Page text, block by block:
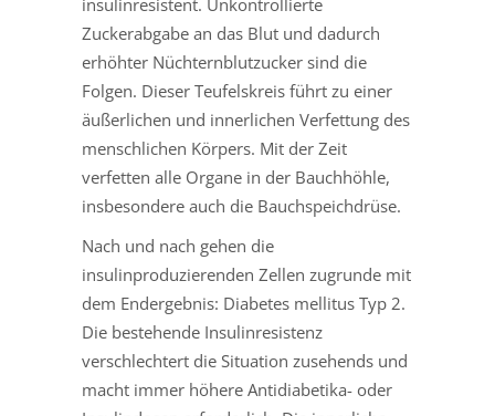
insulinresistent. Unkontrollierte
Zuckerabgabe an das Blut und dadurch
erhöhter Nüchternblutzucker sind die
Folgen. Dieser Teufelskreis führt zu einer
äußerlichen und innerlichen Verfettung des
menschlichen Körpers. Mit der Zeit
verfetten alle Organe in der Bauchhöhle,
insbesondere auch die Bauchspeichdrüse.
Nach und nach gehen die
insulinproduzierenden Zellen zugrunde mit
dem Endergebnis: Diabetes mellitus Typ 2.
Die bestehende Insulinresistenz
verschlechtert die Situation zusehends und
macht immer höhere Antidiabetika- oder